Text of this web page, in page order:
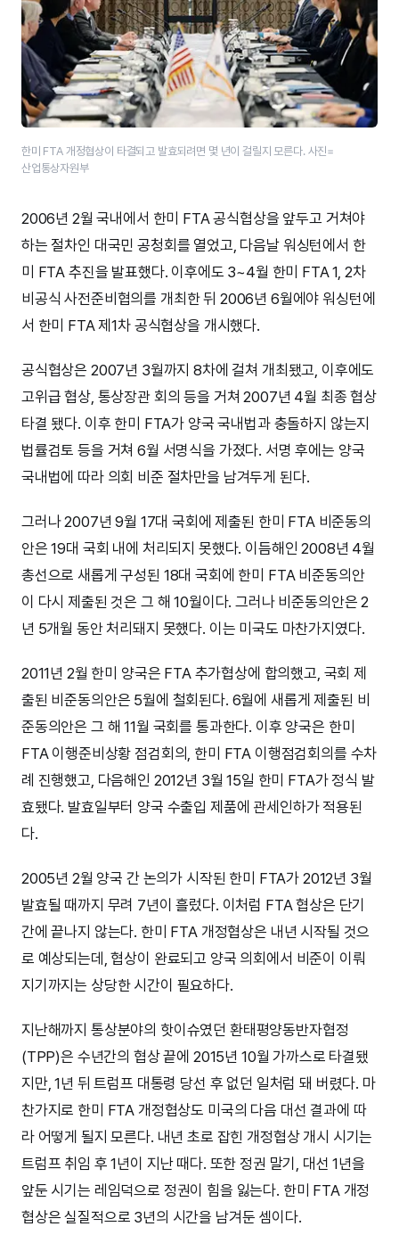
한미 FTA 개정협상이 타결되고 발효되려면 몇 년이 걸릴지 모른다. 사진=
산업통상자원부
2006년 2월 국내에서 한미 FTA 공식협상을 앞두고 거쳐야
하는 절차인 대국민 공청회를 열었고, 다음날 워싱턴에서 한
미 FTA 추진을 발표했다. 이후에도 3~4월 한미 FTA 1, 2차
비공식 사전준비협의를 개최한 뒤 2006년 6월에야 워싱턴에
서 한미 FTA 제1차 공식협상을 개시했다.
공식협상은 2007년 3월까지 8차에 걸쳐 개최됐고, 이후에도
고위급 협상, 통상장관 회의 등을 거쳐 2007년 4월 최종 협상
타결 됐다. 이후 한미 FTA가 양국 국내법과 충돌하지 않는지
법률검토 등을 거쳐 6월 서명식을 가졌다. 서명 후에는 양국
국내법에 따라 의회 비준 절차만을 남겨두게 된다.
그러나 2007년 9월 17대 국회에 제출된 한미 FTA 비준동의
안은 19대 국회 내에 처리되지 못했다. 이듬해인 2008년 4월
총선으로 새롭게 구성된 18대 국회에 한미 FTA 비준동의안
이 다시 제출된 것은 그 해 10월이다. 그러나 비준동의안은 2
년 5개월 동안 처리돼지 못했다. 이는 미국도 마찬가지였다.
2011년 2월 한미 양국은 FTA 추가협상에 합의했고, 국회 제
출된 비준동의안은 5월에 철회된다. 6월에 새롭게 제출된 비
준동의안은 그 해 11월 국회를 통과한다. 이후 양국은 한미
FTA 이행준비상황 점검회의, 한미 FTA 이행점검회의를 수차
례 진행했고, 다음해인 2012년 3월 15일 한미 FTA가 정식 발
효됐다. 발효일부터 양국 수출입 제품에 관세인하가 적용된
다.
2005년 2월 양국 간 논의가 시작된 한미 FTA가 2012년 3월
발효될 때까지 무려 7년이 흘렀다. 이처럼 FTA 협상은 단기
간에 끝나지 않는다. 한미 FTA 개정협상은 내년 시작될 것으
로 예상되는데, 협상이 완료되고 양국 의회에서 비준이 이뤄
지기까지는 상당한 시간이 필요하다.
지난해까지 통상분야의 핫이슈였던 환태평양동반자협정
(TPP)은 수년간의 협상 끝에 2015년 10월 가까스로 타결됐
지만, 1년 뒤 트럼프 대통령 당선 후 없던 일처럼 돼 버렸다. 마
찬가지로 한미 FTA 개정협상도 미국의 다음 대선 결과에 따
라 어떻게 될지 모른다. 내년 초로 잡힌 개정협상 개시 시기는
트럼프 취임 후 1년이 지난 때다. 또한 정권 말기, 대선 1년을
앞둔 시기는 레임덕으로 정권이 힘을 잃는다. 한미 FTA 개정
협상은 실질적으로 3년의 시간을 남겨둔 셈이다.